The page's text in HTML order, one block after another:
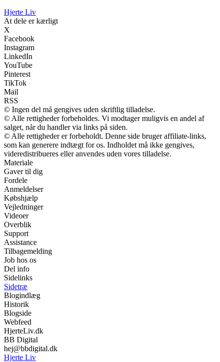
Hjerte Liv
At dele er kærligt
X
Facebook
Instagram
LinkedIn
YouTube
Pinterest
TikTok
Mail
RSS
© Ingen del må gengives uden skriftlig tilladelse.
© Alle rettigheder forbeholdes. Vi modtager muligvis en andel af
salget, når du handler via links på siden.
© Alle rettigheder er forbeholdt. Denne side bruger affiliate-links,
som kan generere indtægt for os. Indholdet må ikke gengives,
videredistribueres eller anvendes uden vores tilladelse.
Materiale
Gaver til dig
Fordele
Anmeldelser
Købshjælp
Vejledninger
Videoer
Overblik
Support
Assistance
Tilbagemelding
Job hos os
Del info
Sidelinks
Sidetræ
Blogindlæg
Historik
Blogside
Webfeed
HjerteLiv.dk
BB Digital
hej@bbdigital.dk
Hjerte Liv